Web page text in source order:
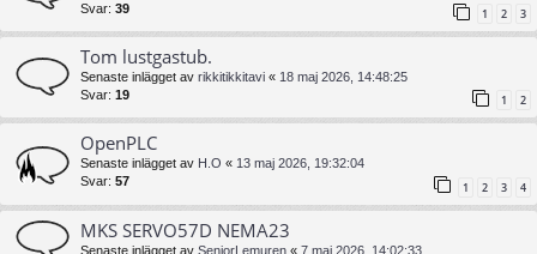
Svar: 39 1 2 3
Tom lustgastub.
Senaste inlägget av rikkitikkitavi « 18 maj 2026, 14:48:25
Svar: 19 1 2
OpenPLC
Senaste inlägget av H.O « 13 maj 2026, 19:32:04
Svar: 57 1 2 3 4
MKS SERVO57D NEMA23
Senaste inlägget av SeniorLemuren « 7 maj 2026, 14:02:33